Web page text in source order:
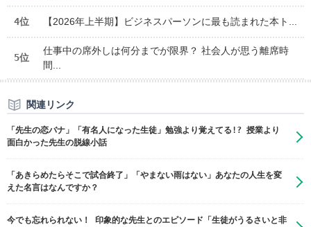
4位 【2026年上半期】ビジネスパーソンに最も読まれた本ト...
5位
仕事中の席外しは何分までが限界？ 社会人が思う離席時
間...
関連リンク
「先生の恋バナ」「有名人になった生徒」勉強より覚えてる!? 授業より
面白かった先生の脱線小話
「あきらめたらそこで試合終了」「やまない雨はない」あなたの人生を変
えた名言はなんですか？
今でも忘れられない！ 印象的な先生とのエピソード「生徒がうるさいと非